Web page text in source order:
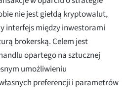
nie jest giełdą kryptowalut,
interfejs między inwestorami
brokerską. Celem jest
opartego na sztucznej
umożliwieniu
preferencji i parametrów